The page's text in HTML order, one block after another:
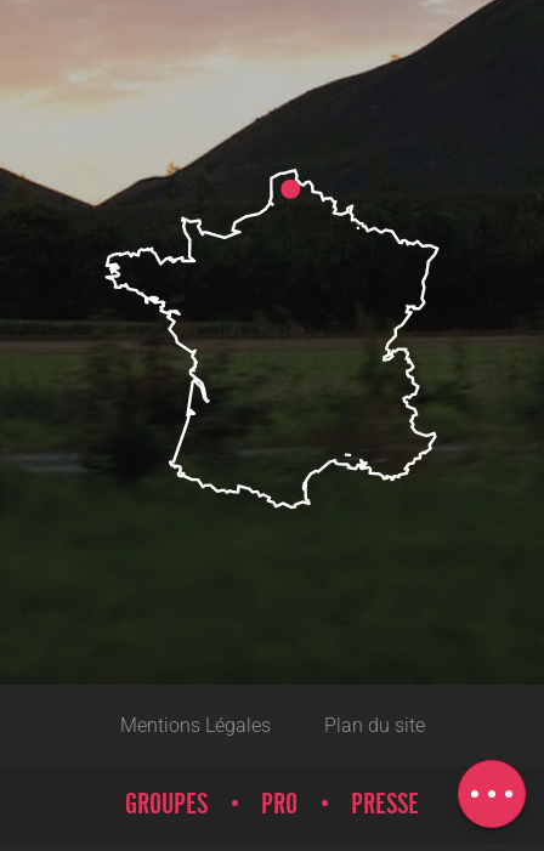
Carte
Mentions Légales Plan du site
GROUPES PRO PRESSE